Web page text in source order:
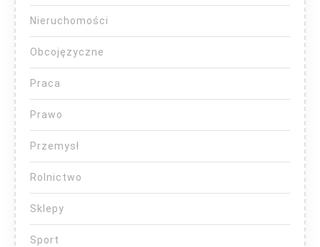
Nieruchomości
Obcojęzyczne
Praca
Prawo
Przemysł
Rolnictwo
Sklepy
Sport